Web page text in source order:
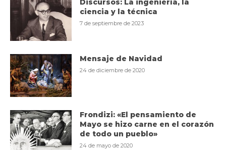
Discursos: La ingeniería, la
ciencia y la técnica
7 de septiembre de 2023
Mensaje de Navidad
24 de diciembre de 2020
Frondizi: «El pensamiento de
Mayo se hizo carne en el corazón
de todo un pueblo»
24 de mayo de 2020